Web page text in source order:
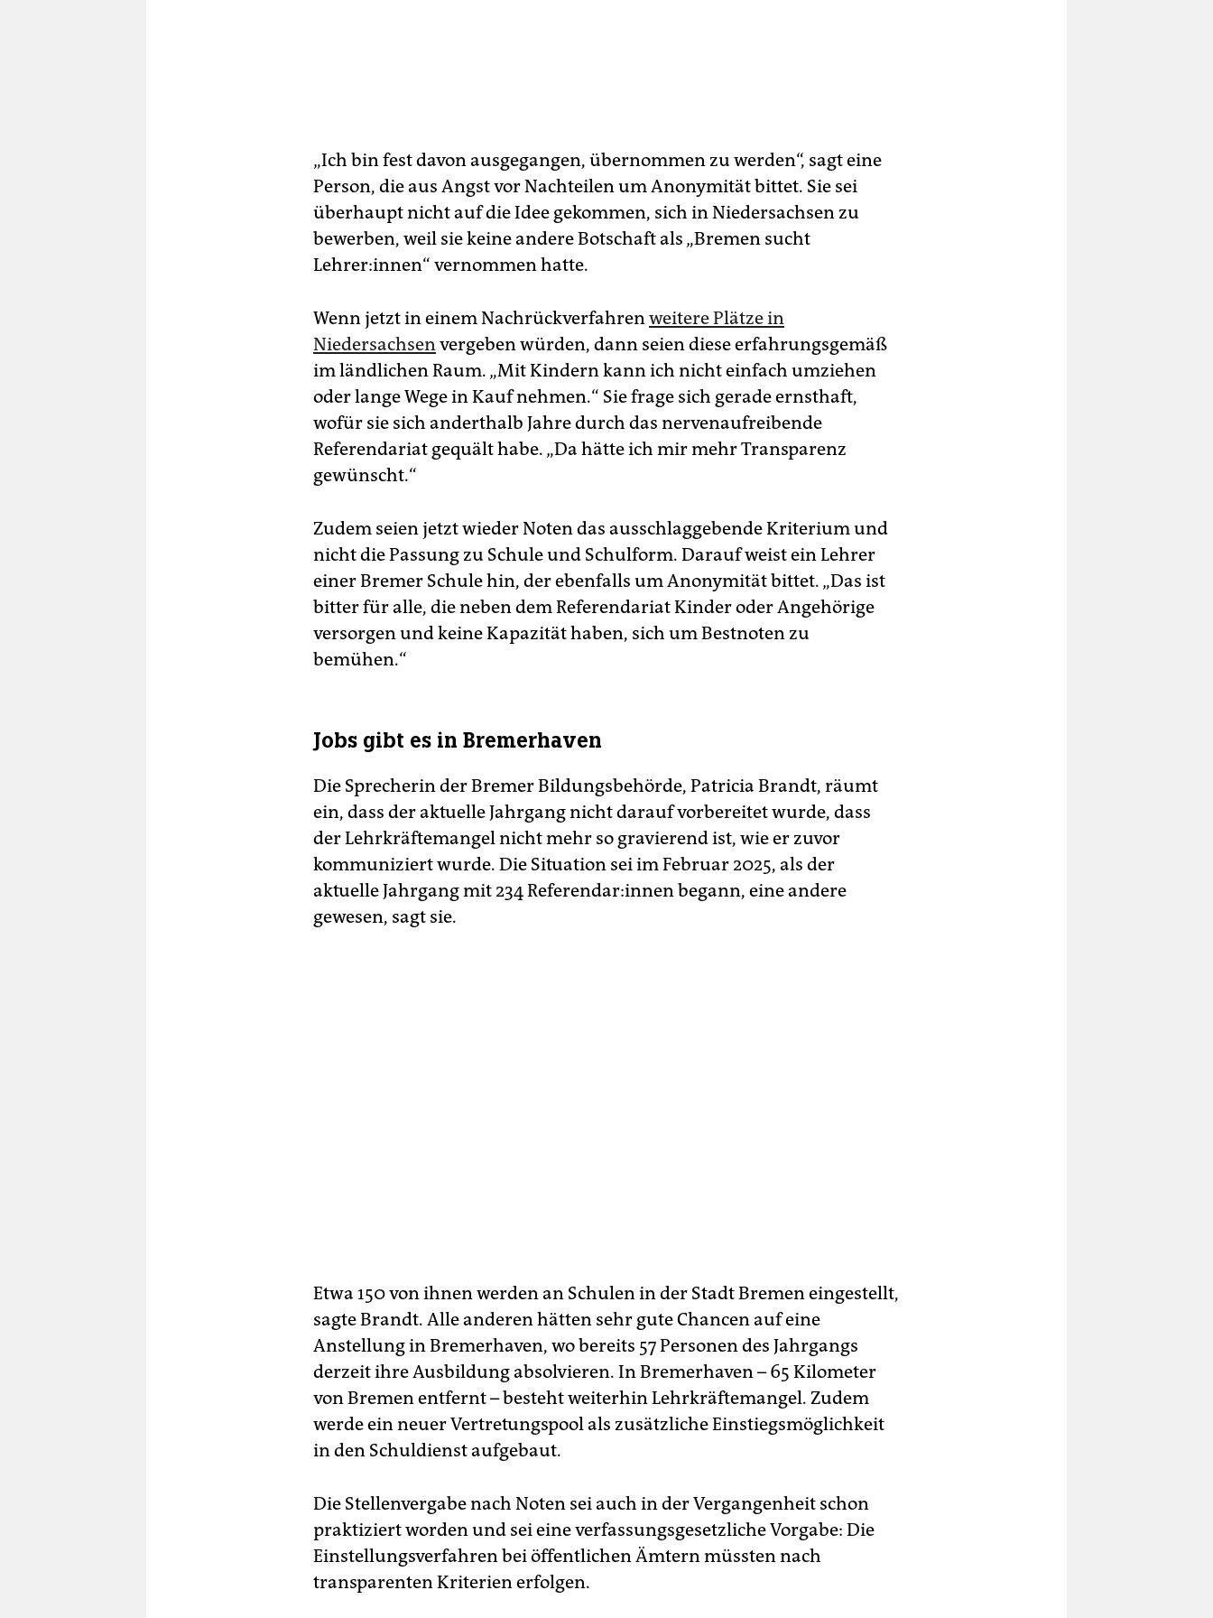
„Ich bin fest davon ausgegangen, übernommen zu werden“, sagt eine
Person, die aus Angst vor Nachteilen um Anonymität bittet. Sie sei
überhaupt nicht auf die Idee gekommen, sich in Niedersachsen zu
bewerben, weil sie keine andere Botschaft als „Bremen sucht
Lehrer:innen“ vernommen hatte.
Wenn jetzt in einem Nachrückverfahrenweitere Plätze in
Niedersachsenvergeben würden, dann seien diese erfahrungsgemäß
im ländlichen Raum. „Mit Kindern kann ich nicht einfach umziehen
oder lange Wege in Kauf nehmen.“ Sie frage sich gerade ernsthaft,
wofür sie sich anderthalb Jahre durch das nervenaufreibende
Referendariat gequält habe. „Da hätte ich mir mehr Transparenz
gewünscht.“
Zudem seien jetzt wieder Noten das ausschlaggebende Kriterium und
nicht die Passung zu Schule und Schulform. Darauf weist ein Lehrer
einer Bremer Schule hin, der ebenfalls um Anonymität bittet. „Das ist
bitter für alle, die neben dem Referendariat Kinder oder Angehörige
versorgen und keine Kapazität haben, sich um Bestnoten zu
bemühen.“
Jobs gibt es in Bremerhaven
Die Sprecherin der Bremer Bildungsbehörde, Patricia Brandt, räumt
ein, dass der aktuelle Jahrgang nicht darauf vorbereitet wurde, dass
der Lehrkräftemangel nicht mehr so gravierend ist, wie er zuvor
kommuniziert wurde. Die Situation sei im Februar 2025, als der
aktuelle Jahrgang mit 234 Re­fe­ren­da­r:in­nen begann, eine andere
gewesen, sagt sie.
Etwa 150 von ihnen werden an Schulen in der Stadt Bremen eingestellt,
sagte Brandt. Alle anderen hätten sehr gute Chancen auf eine
Anstellung in Bremerhaven, wo bereits 57 Personen des Jahrgangs
derzeit ihre Ausbildung absolvieren. In Bremerhaven – 65 Kilometer
von Bremen entfernt – besteht weiterhin Lehrkräftemangel. Zudem
werde ein neuer Vertretungspool als zusätzliche Einstiegsmöglichkeit
in den Schuldienst aufgebaut.
Die Stellenvergabe nach Noten sei auch in der Vergangenheit schon
praktiziert worden und sei eine verfassungsgesetzliche Vorgabe: Die
Einstellungsverfahren bei öffentlichen Ämtern müssten nach
transparenten Kriterien erfolgen.